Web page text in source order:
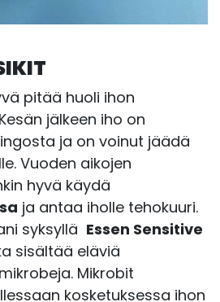
pitää huoli ihon
jälkeen iho on
ja on voinut jäädä
Vuoden aikojen
hyvä käydä
ja antaa iholle tehokuuri.
syksyllä Essen Sensitive
sisältää eläviä
Mikrobit
kosketuksessa ihon